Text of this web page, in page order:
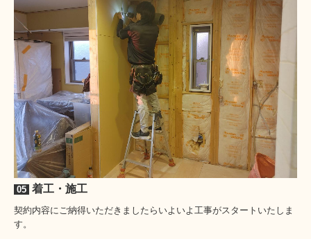
05 着工・施工
契約内容にご納得いただきましたらいよいよ工事がスタートいたしま
す。